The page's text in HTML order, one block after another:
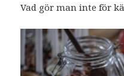
Vad gör man inte för